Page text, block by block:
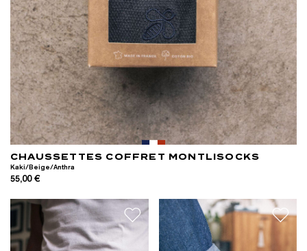
CHAUSSETTES COFFRET MONTLISOCKS
Kaki/Beige/Anthra
55,00 €